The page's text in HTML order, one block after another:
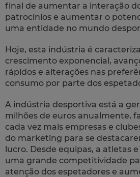
final de aumentar a interação
patrocínios e aumentar o
uma entidade no mundo
Hoje, esta indústria é
crescimento exponencial,
rápidos e alterações nas
consumo por parte dos
A indústria desportiva está a
milhões de euros anualmente,
cada vez mais empresas e
do marketing para se
lucro. Desde equipas, a atletas
uma grande competitividade
atenção dos espetadores e